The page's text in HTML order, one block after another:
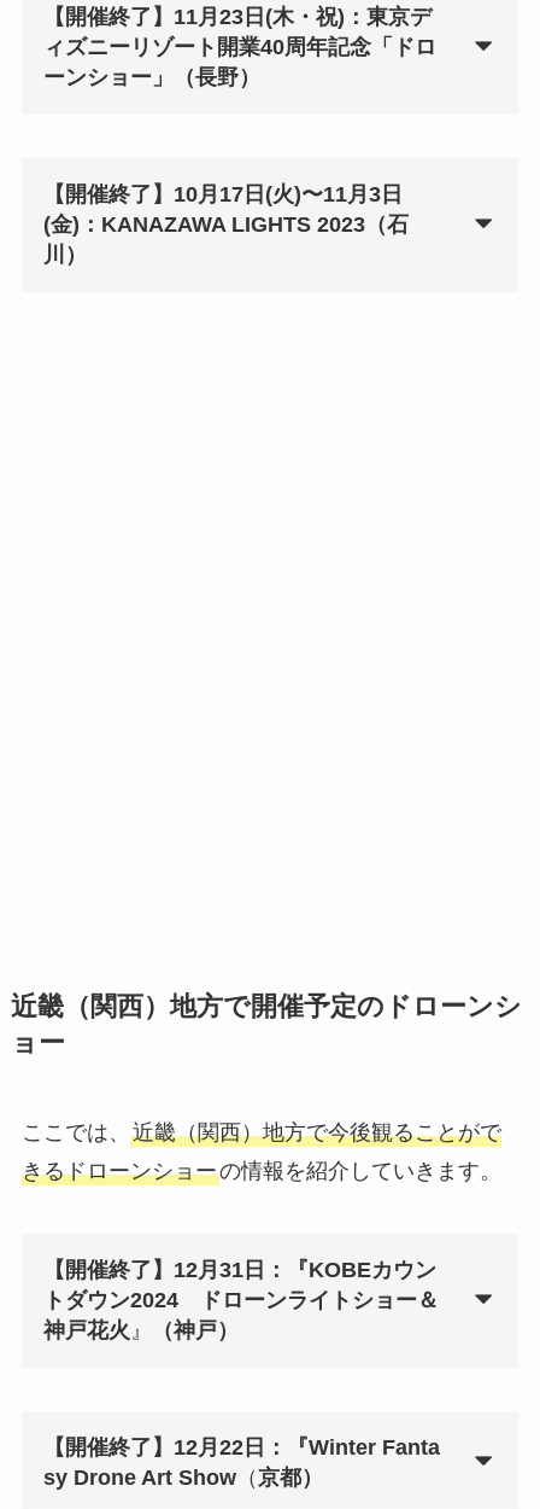
【開催終了】11月23日(木・祝)：東京デ
ィズニーリゾート開業40周年記念「ドロ
ーンショー」（長野）
【開催終了】10月17日(火)〜11月3日
(金)：KANAZAWA LIGHTS 2023（石
川）
近畿（関西）地方で開催予定のドローンシ
ョー
ここでは、 近畿（関西）地方で今後観ることがで
きるドローンショーの情報を紹介していきます。
【開催終了】12月31日：『KOBEカウン
トダウン2024 ドローンライトショー＆
神戸花火 』 （神戸）
【開催終了】12月22日：『Winter Fanta
sy Drone Art Show（京都）